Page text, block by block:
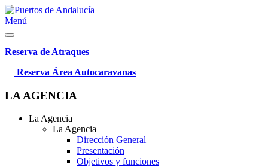
Menú
Reserva de Atraques
Reserva Área Autocaravanas
LA AGENCIA
La Agencia
La Agencia
Dirección General
Presentación
Objetivos y funciones